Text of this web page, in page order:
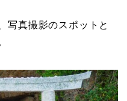
写真撮影のスポットと